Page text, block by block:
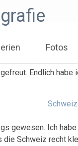
Fotos
Endlich
gewesen. Ich
die Schweiz recht